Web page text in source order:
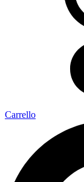
Carrello